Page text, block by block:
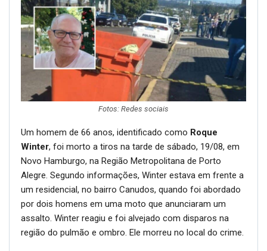
Fotos: Redes sociais
Um homem de 66 anos, identificado como Roque
Winter, foi morto a tiros na tarde de sábado, 19/08, em
Novo Hamburgo, na Região Metropolitana de Porto
Alegre. Segundo informações, Winter estava em frente a
um residencial, no bairro Canudos, quando foi abordado
por dois homens em uma moto que anunciaram um
assalto. Winter reagiu e foi alvejado com disparos na
região do pulmão e ombro. Ele morreu no local do crime.